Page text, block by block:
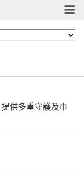
供多重守護及市